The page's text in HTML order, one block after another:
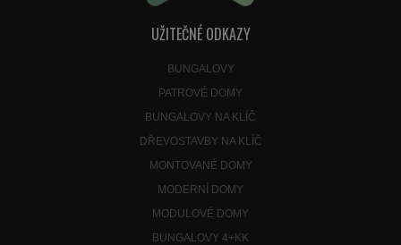
UŽITEČNÉ ODKAZY
BUNGALOVY
PATROVÉ DOMY
BUNGALOVY NA KLÍČ
DŘEVOSTAVBY NA KLÍČ
MONTOVANÉ DOMY
MODERNÍ DOMY
MODULOVÉ DOMY
BUNGALOVY 4+KK